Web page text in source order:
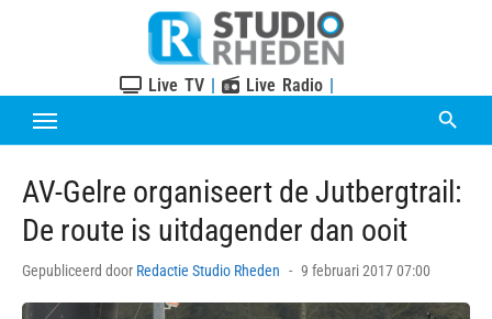
Live TV | Live Radio |
AV-Gelre organiseert de Jutbergtrail:
De route is uitdagender dan ooit
Gepubliceerd door Redactie Studio Rheden
Posted
9 februari 2017 07:00